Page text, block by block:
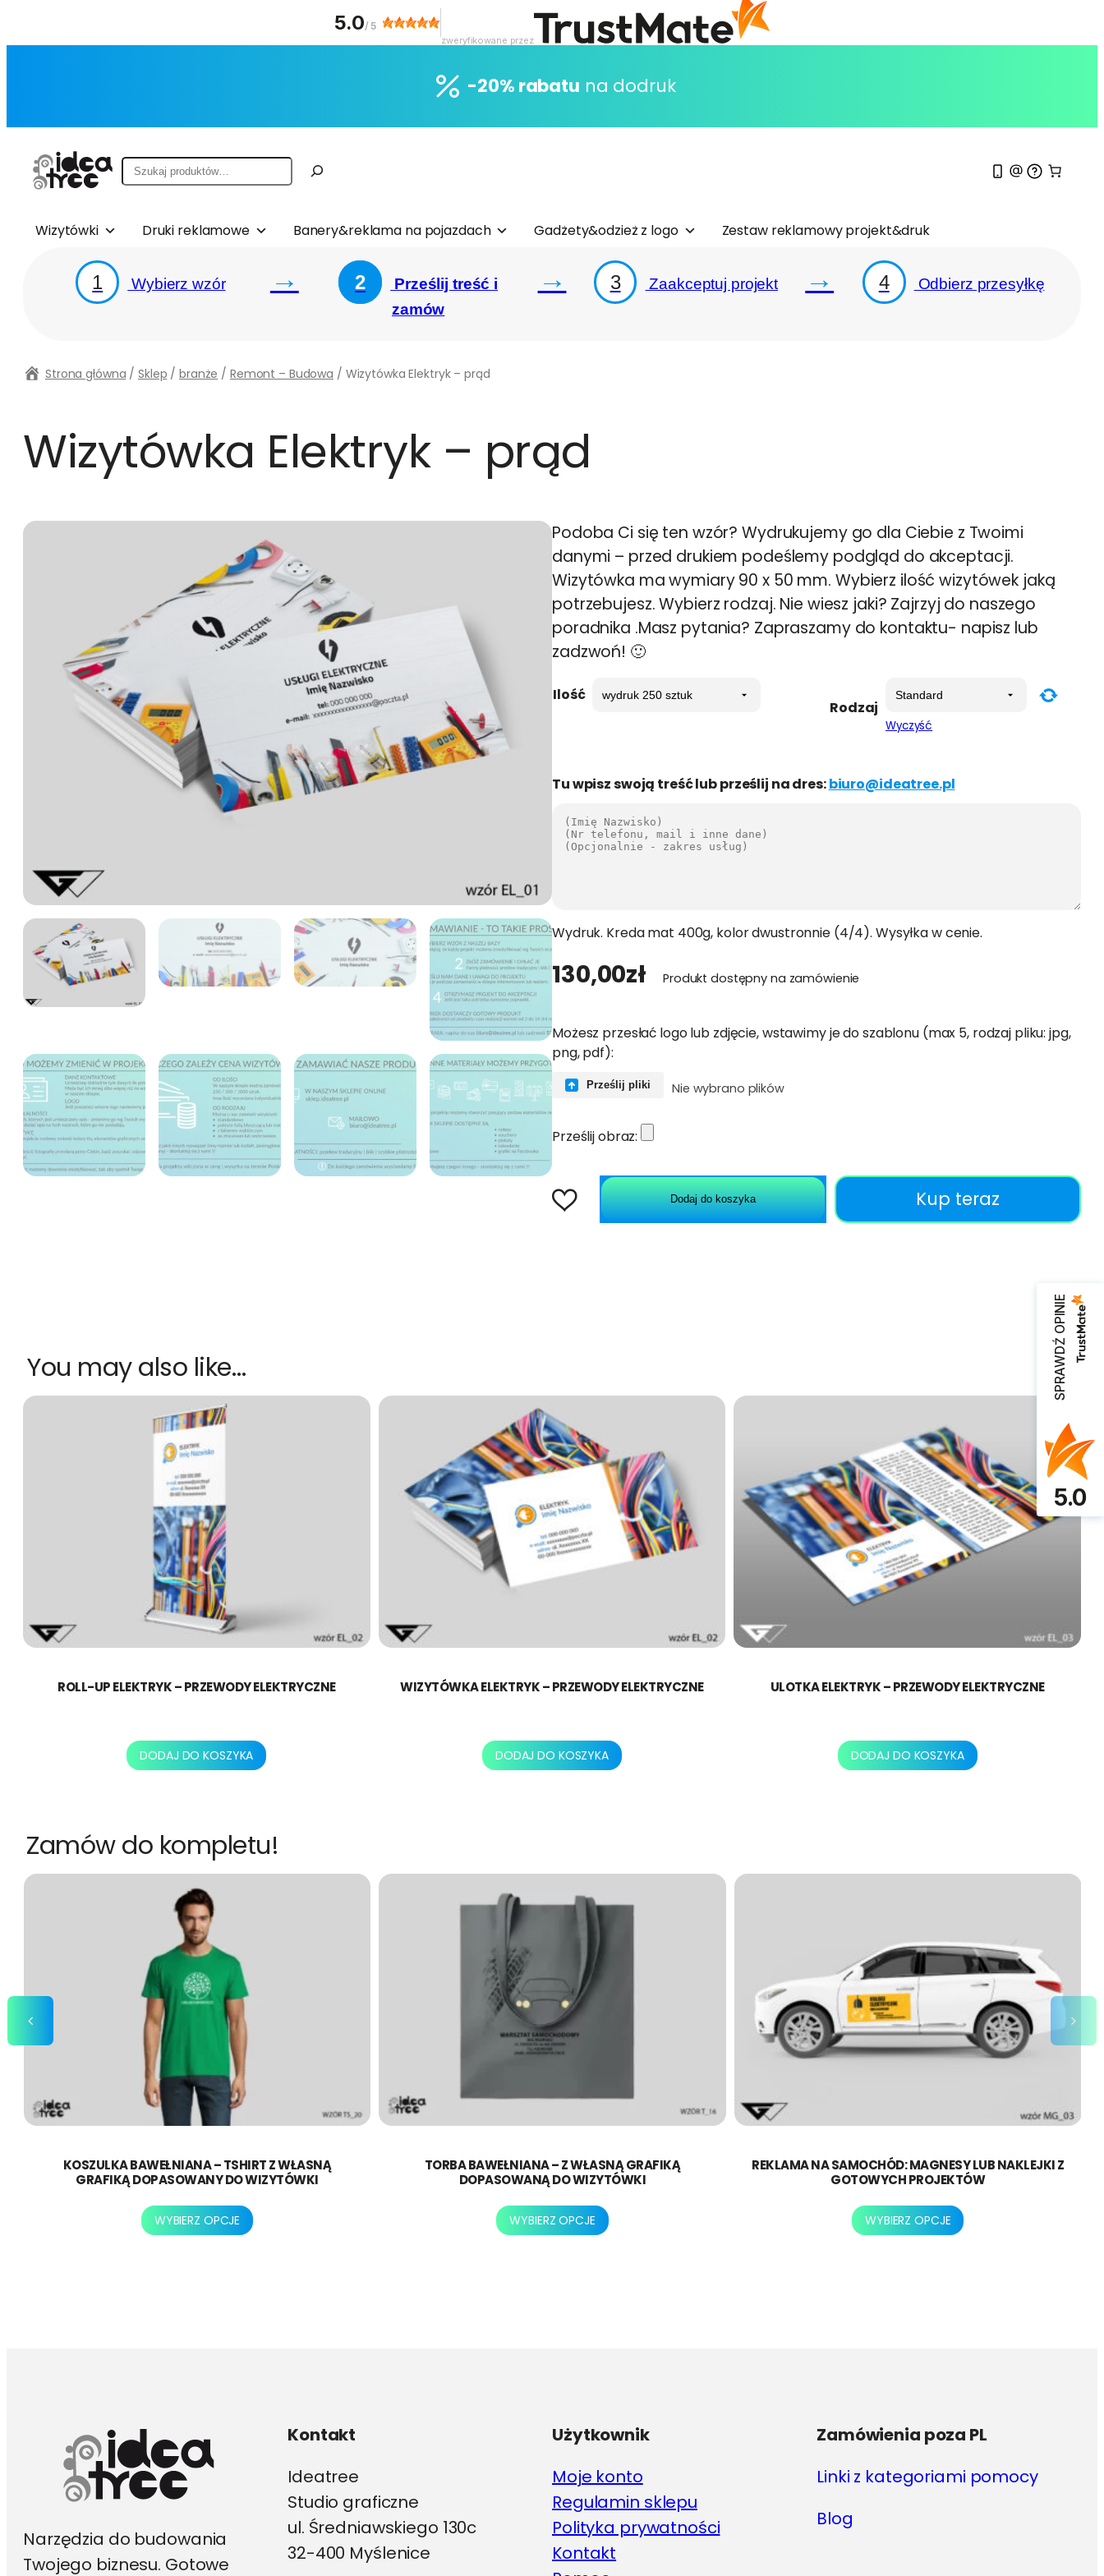
-20% rabatu na dodruk
Szukaj
Wizytówki Druki reklamowe Banery&reklama na pojazdach Gadżety&odzież z logo Zestaw reklamowy projekt&druk
1 Wybierz wzór → 2
Prześlij treść i
zamów
→ 3 Zaakceptuj projekt → 4 Odbierz przesyłkę
Strona główna / Sklep / branże / Remont – Budowa / Wizytówka Elektryk – prąd
Wizytówka Elektryk – prąd
Podoba Ci się ten wzór? Wydrukujemy go dla Ciebie z Twoimi
danymi – przed drukiem podeślemy podgląd do akceptacji.
Wizytówka ma wymiary 90 x 50 mm. Wybierz ilość wizytówek jaką
potrzebujesz. Wybierz rodzaj. Nie wiesz jaki? Zajrzyj do naszego
poradnika .Masz pytania? Zapraszamy do kontaktu- napisz lub
zadzwoń! 🙂
Ilość
Rodzaj
Wyczyść
Tu wpisz swoją treść lub prześlij na dres:biuro@ideatree.pl
Wydruk. Kreda mat 400g, kolor dwustronnie (4/4). Wysyłka w cenie.
130,00zł Produkt dostępny na zamówienie
Możesz przesłać logo lub zdjęcie, wstawimy je do szablonu (max 5, rodzaj pliku: jpg,
png, pdf):
Prześlij pliki Nie wybrano plików
Prześlij obraz:
Dodaj do koszyka Kup teraz
You may also like…
ROLL-UP ELEKTRYK – PRZEWODY ELEKTRYCZNE
DODAJ DO KOSZYKA
WIZYTÓWKA ELEKTRYK – PRZEWODY ELEKTRYCZNE
DODAJ DO KOSZYKA
ULOTKA ELEKTRYK – PRZEWODY ELEKTRYCZNE
DODAJ DO KOSZYKA
Zamów do kompletu!
KOSZULKA BAWEŁNIANA – TSHIRT Z WŁASNĄ
GRAFIKĄ DOPASOWANY DO WIZYTÓWKI
WYBIERZ OPCJE
Ten
TORBA BAWEŁNIANA – Z WŁASNĄ GRAFIKĄ
DOPASOWANĄ DO WIZYTÓWKI
WYBIERZ OPCJE
Ten
REKLAMA NA SAMOCHÓD: MAGNESY LUB NAKLEJKI Z
GOTOWYCH PROJEKTÓW
WYBIERZ OPCJE
Ten
Narzędzia do budowania
Twojego biznesu. Gotowe
Kontakt
Ideatree
Studio graficzne
ul. Średniawskiego 130c
32-400 Myślenice
Użytkownik
Moje konto
Regulamin sklepu
Polityka prywatności
Kontakt
Zamówienia poza PL
Linki z kategoriami pomocy
Blog
5.0/ 5
zweryfikowane przez
SPRAWDŹ OPINIE
5.0